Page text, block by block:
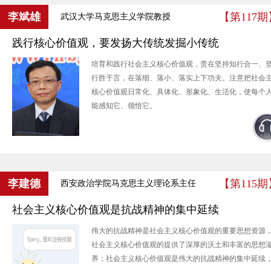
李斌雄 武汉大学马克思主义学院教授 【第117
践行核心价值观，要发扬大传统发掘小传统
培育和践行社会主义核心价值观，贵在坚持知行合一、
行胜于言，在落细、落小、落实上下功夫。注意把社会
核心价值观日常化、具体化、形象化、生活化，使每个
能感知它、领悟它。
李建德 西安政治学院马克思主义理论系主任 【第115
社会主义核心价值观是抗战精神的集中延续
伟大的抗战精神是社会主义核心价值观的重要思想资源
社会主义核心价值观的提供了深厚的沃土和丰富的思想
养；社会主义核心价值观是伟大的抗战精神的集中延续